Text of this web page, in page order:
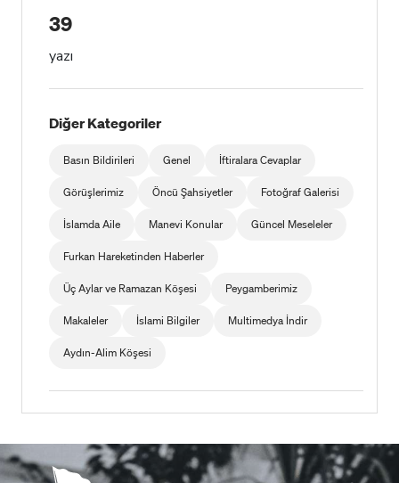
39
yazı
Diğer Kategoriler
Basın Bildirileri Genel İftiralara Cevaplar
Görüşlerimiz Öncü Şahsiyetler Fotoğraf Galerisi
İslamda Aile Manevi Konular Güncel Meseleler
Furkan Hareketinden Haberler
Üç Aylar ve Ramazan Köşesi Peygamberimiz
Makaleler İslami Bilgiler Multimedya İndir
Aydın-Alim Köşesi